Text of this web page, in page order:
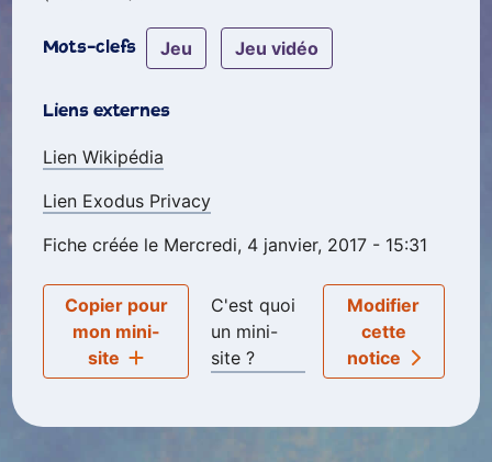
Mots-clefs jeu jeu vidéo
Liens externes
Lien Wikipédia
Lien Exodus Privacy
Fiche créée le Mercredi, 4 janvier, 2017 - 15:31
Copier pour
mon mini-
site
C'est quoi
un mini-
site ?
Modifier
cette
notice